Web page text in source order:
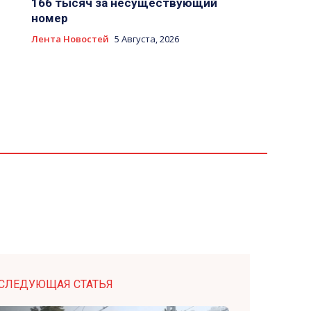
166 тысяч за несуществующий
номер
Лента Новостей 5 Августа, 2026
СТАТЬЯ